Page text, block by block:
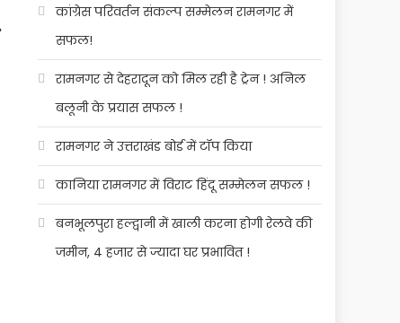
कांग्रेस परिवर्तन संकल्प सम्मेलन रामनगर में
सफल!
रामनगर से देहरादून को मिल रही है ट्रेन ! अनिल
बलूनी के प्रयास सफल !
रामनगर ने उत्तराखंड बोर्ड में टॉप किया
कानिया रामनगर में विराट हिंदू सम्मेलन सफल !
बनभूलपुरा हल्द्वानी में खाली करना होगी रेलवे की
जमीन, 4 हजार से ज्यादा घर प्रभावित !